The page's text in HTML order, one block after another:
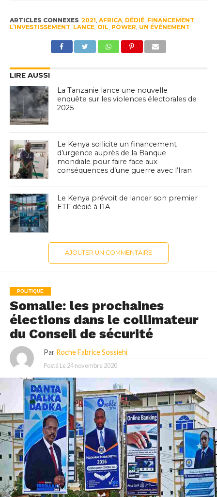
ARTICLES CONNEXES 2021 AFRICA, DÉDIÉ, FINANCEMENT
L’INVESTISSEMENT LANCE, OIL POWER UN ÉVÉNEMENT
LIRE AUSSI
La Tanzanie lance une nouvelle
enquête sur les violences électorales de
2025
Le Kenya sollicite un financement
d’urgence auprès de la Banque
mondiale pour faire face aux
conséquences d’une guerre avec l’Iran
Le Kenya prévoit de lancer son premier
ETF dédié à l’IA
AJOUTER UN COMMENTAIRE
POLITIQUE
Somalie: les prochaines
élections dans le collimateur
du Conseil de sécurité
Par Roche Fabrice Sossiehi
Posté Le 24 novembre 2020